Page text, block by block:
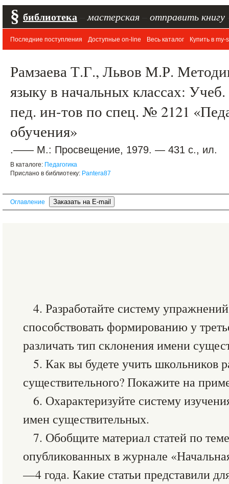
§ библиотека мастерская отправить книгу
Последние поступления Доступные on-line Весь каталог Купить в my-
Рамзаева Т.Г., Львов М.Р.
языку в начальных классах:
пед. ин-тов по спец. № 2121
обучения»
.—— М.: Просвещение, 1979. — 431 с., ил.
В каталоге: Педагогика
Прислано в библиотеку: Pantera87
Оглавление
4. Разработайте систему
способствовать формированию у
различать тип склонения имени
5. Как вы будете учить школьников
существительного? Покажите на
6. Охарактеризуйте систему
имен существительных.
7. Обобщите материал статей по
опубликованных в журнале
—4 года. Какие статьи представили